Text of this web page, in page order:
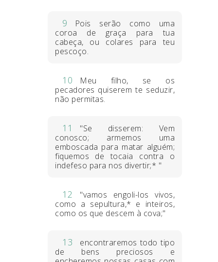
9
Pois serão como uma
coroa de graça para tua
cabeça, ou colares para teu
pescoço.
10
Meu filho, se os
pecadores quiserem te seduzir,
não permitas.
11
"Se disserem: Vem
conosco; armemos uma
emboscada para matar alguém;
fiquemos de tocaia contra o
indefeso para nos divertir;* "
12
"vamos engoli-los vivos,
como a sepultura,* e inteiros,
como os que descem à cova;"
13
encontraremos todo tipo
de bens preciosos e